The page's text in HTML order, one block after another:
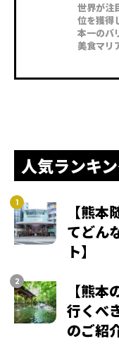
世界が注
位を獲得
本一のバ
美食マリ
人気ランキ
【熊
てどん
ト】
【熊
行くべ
のご紹